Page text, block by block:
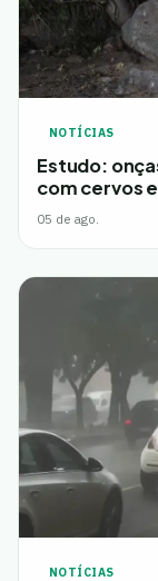
NOTÍCIAS
Estudo:
com cervos
05 de ago.
NOTÍCIAS